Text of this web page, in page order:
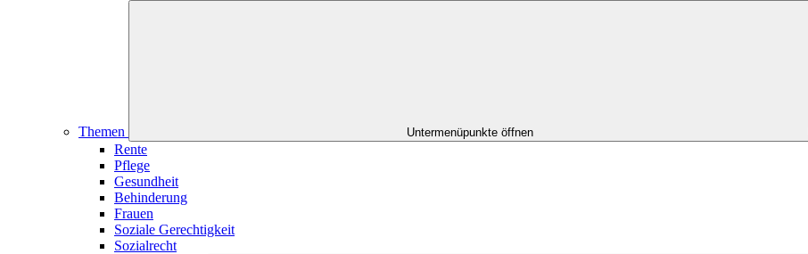
Themen Untermenüpunkte öffnen
Rente
Pflege
Gesundheit
Behinderung
Frauen
Soziale Gerechtigkeit
Sozialrecht